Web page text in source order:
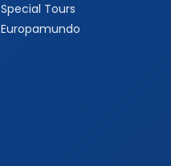
Special Tours
Europamundo